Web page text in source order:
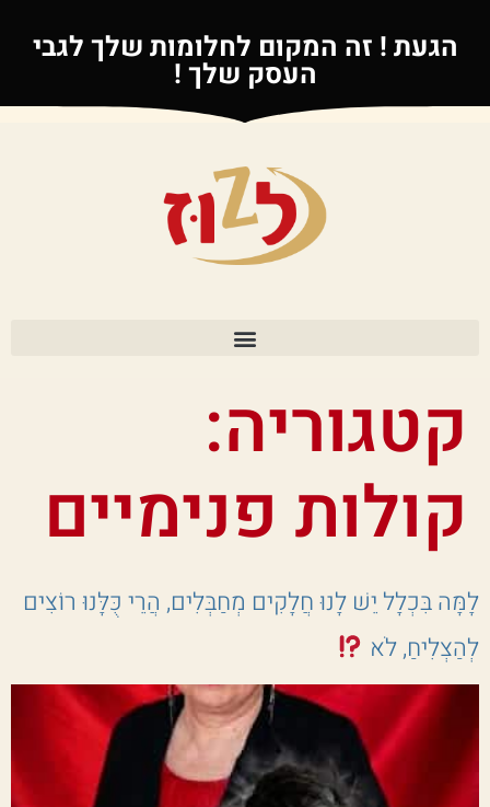
הגעת ! זה המקום לחלומות שלך לגבי
העסק שלך !
קטגוריה:
קולות פנימיים
לָמָּה בִּכְלָל יֵשׁ לָנוּ חֲלָקִים מְחַבְּלִים, הֲרֵי כֻּלָּנוּ רוֹצִים
לְהַצְלִיחַ, לֹא